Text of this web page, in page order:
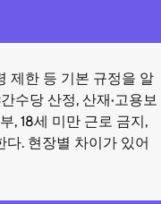
제한 등 기본 규정을 알
수당 산정, 산재·고용보
, 18세 미만 근로 금지,
. 현장별 차이가 있어